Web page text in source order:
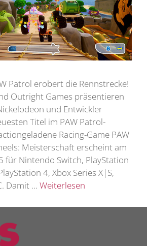
Patrol erobert die Rennstrecke!
Outright Games präsentieren
und Entwickler
Titel im PAW Patrol-
Racing-Game PAW
Meisterschaft erscheint am
für Nintendo Switch, PlayStation
4, Xbox Series X|S,
Damit … Weiterlesen